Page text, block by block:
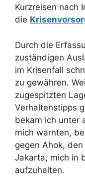
Kurzreisen nach
die
Durch die
zuständigen
im Krisenfall
zu gewähren.
zugespitzten
Verhaltenstipps
bekam ich unter
mich warnten,
gegen Ahok,
Jakarta, mich in
aufzuhalten.